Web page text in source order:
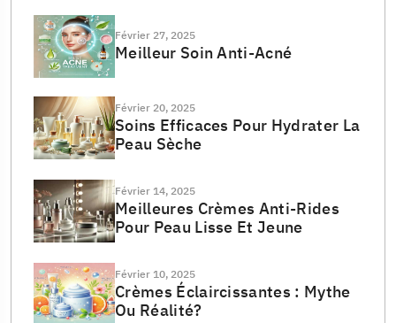
Février 27, 2025
Meilleur Soin Anti-Acné
Février 20, 2025
Soins Efficaces Pour Hydrater La
Peau Sèche
Février 14, 2025
Meilleures Crèmes Anti-Rides
Pour Peau Lisse Et Jeune
Février 10, 2025
Crèmes Éclaircissantes : Mythe
Ou Réalité?